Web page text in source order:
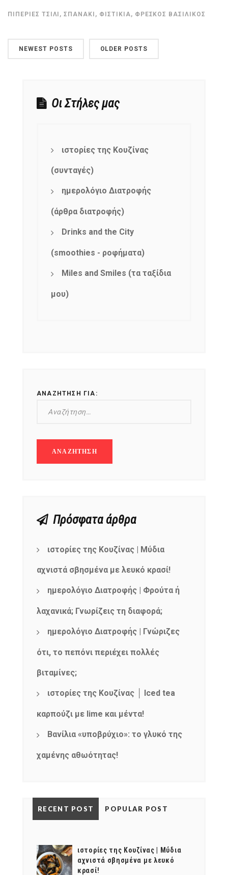
ΠΙΠΕΡΙΈΣ ΤΣΊΛΙ ,ΣΠΑΝΆΚΙ , ΦΙΣΤΊΚΙΑ, ΦΡΈΣΚΟΣ ΒΑΣΙΛΙΚΌΣ
NEWEST POSTS OLDER POSTS
Οι Στήλες μας
ιστορίες της Κουζίνας
(συνταγές)
ημερολόγιο Διατροφής
(άρθρα διατροφής)
Drinks and the City
(smoothies - ροφήματα)
Miles and Smiles (τα ταξίδια
μου)
ΑΝΑΖΉΤΗΣΗ ΓΙΑ:
Πρόσφατα άρθρα
ιστορίες της Κουζίνας | Μύδια
αχνιστά σβησμένα με λευκό κρασί!
ημερολόγιο Διατροφής | Φρούτα ή
λαχανικά; Γνωρίζεις τη διαφορά;
ημερολόγιο Διατροφής | Γνώριζες
ότι, το πεπόνι περιέχει πολλές
βιταμίνες;
ιστορίες της Κουζίνας │ Iced tea
καρπούζι με lime και μέντα!
Βανίλια «υποβρύχιο»: το γλυκό της
χαμένης αθωότητας!
RECENT POST POPULAR POST
ιστορίες της Κουζίνας | Μύδια
αχνιστά σβησμένα με λευκό
κρασί!
NEWSLETTER
mel
y updates
fro
m
products